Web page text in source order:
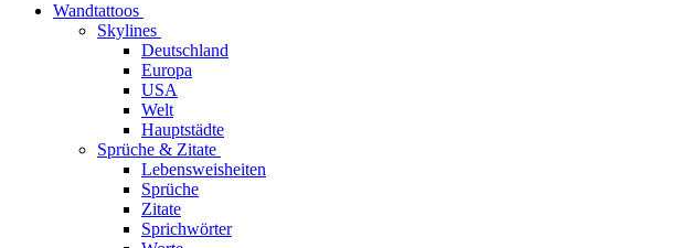
Wandtattoos
Skylines
Deutschland
Europa
USA
Welt
Hauptstädte
Sprüche & Zitate
Lebensweisheiten
Sprüche
Zitate
Sprichwörter